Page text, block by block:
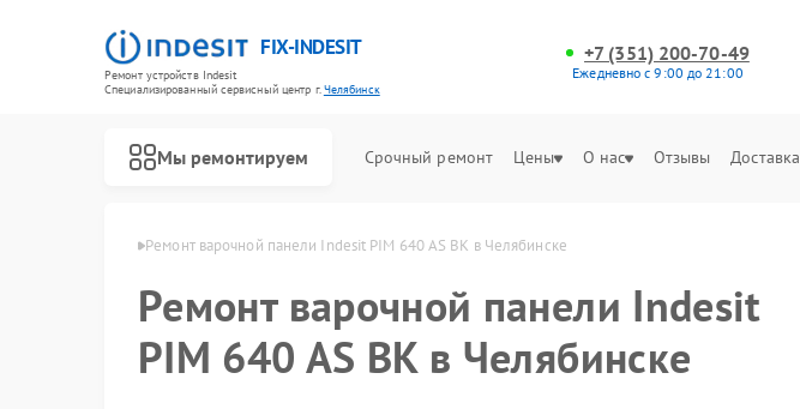
FIX-INDESIT
Ремонт устройств Indesit
Специализированный cервисный центр г.Челябинск
+7 (351) 200-70-49
Ежедневно с 9:00 до 21:00
Мы ремонтируем Срочный ремонт Цены О нас Отзывы Доставка
в Челябинске Ремонт варочной панели Indesit PIM 640 AS BK в Челябинске
Ремонт варочной панели Indesit
PIM 640 AS BK в Челябинске